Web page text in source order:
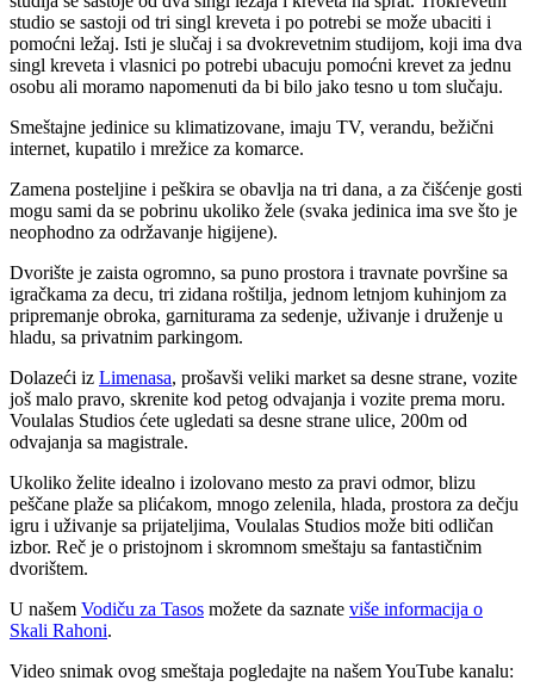
studio se sastoji od tri singl kreveta i po potrebi se može ubaciti i
pomoćni ležaj. Isti je slučaj i sa dvokrevetnim studijom, koji ima dva
singl kreveta i vlasnici po potrebi ubacuju pomoćni krevet za jednu
osobu ali moramo napomenuti da bi bilo jako tesno u tom slučaju.
Smeštajne jedinice su klimatizovane, imaju TV, verandu, bežični
internet, kupatilo i mrežice za komarce.
Zamena posteljine i peškira se obavlja na tri dana, a za čišćenje gosti
mogu sami da se pobrinu ukoliko žele (svaka jedinica ima sve što je
neophodno za održavanje higijene).
Dvorište je zaista ogromno, sa puno prostora i travnate površine sa
igračkama za decu, tri zidana roštilja, jednom letnjom kuhinjom za
pripremanje obroka, garniturama za sedenje, uživanje i druženje u
hladu, sa privatnim parkingom.
Dolazeći iz Limenasa, prošavši veliki market sa desne strane, vozite
još malo pravo, skrenite kod petog odvajanja i vozite prema moru.
Voulalas Studios ćete ugledati sa desne strane ulice, 200m od
odvajanja sa magistrale.
Ukoliko želite idealno i izolovano mesto za pravi odmor, blizu
peščane plaže sa plićakom, mnogo zelenila, hlada, prostora za dečju
igru i uživanje sa prijateljima, Voulalas Studios može biti odličan
izbor. Reč je o pristojnom i skromnom smeštaju sa fantastičnim
dvorištem.
U našem Vodiču za Tasos možete da saznate više informacija o
Skali Rahoni.
Video snimak ovog smeštaja pogledajte na našem YouTube kanalu: